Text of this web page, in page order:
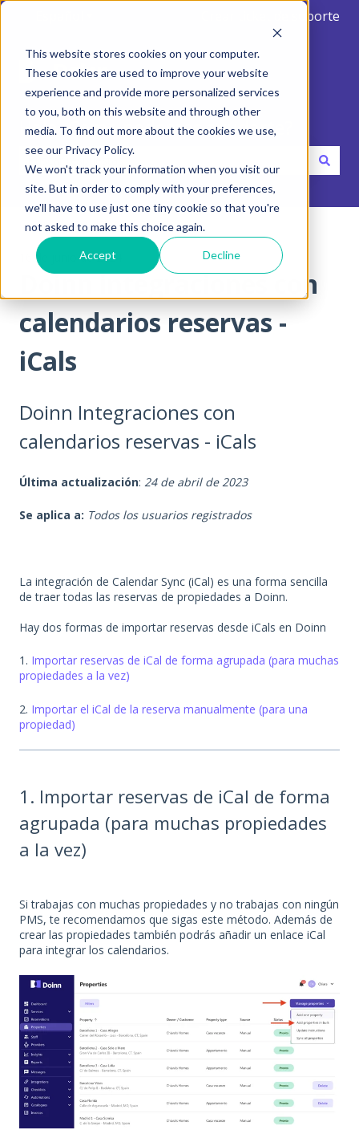
This website stores cookies on your computer.
These cookies are used to improve your website
experience and provide more personalized services
to you, both on this website and through other
media. To find out more about the cookies we use,
see our Privacy Policy.
We won't track your information when you visit our
site. But in order to comply with your preferences,
we'll have to use just one tiny cookie so that you're
not asked to make this choice again.
Accept Decline
Traducciones de Mostrar submenú de
Crear ticket de soporte
Hola. Como podemos ayudarte?
No hay sugerencias porque el campo de búsqueda está
Centro de ayuda Integraciones
16 de junio de 2024
Doinn integraciones con
calendarios reservas -
iCals
Doinn Integraciones con
calendarios reservas - iCals
Última actualización: 24 de abril de 2023
Se aplica a: Todos los usuarios registrados
La integración de Calendar Sync (iCal) es una forma sencilla
de traer todas las reservas de propiedades a Doinn.
Hay dos formas de importar reservas desde iCals en Doinn
1. Importar reservas de iCal de forma agrupada (para muchas
propiedades a la vez)
2. Importar el iCal de la reserva manualmente (para una
propiedad)
1. Importar reservas de iCal de forma
agrupada (para muchas propiedades
a la vez)
Si trabajas con muchas propiedades y no trabajas con ningún
PMS, te recomendamos que sigas este método. Además de
crear las propiedades también podrás añadir un enlace iCal
para integrar los calendarios.